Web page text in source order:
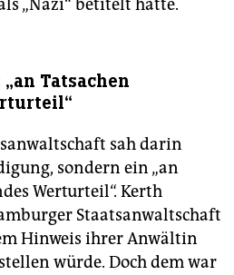
„Nazi“ betitelt hatte.
Tatsachen
sah darin
sondern ein „an
Werturteil“. Kerth
Staatsanwaltschaft
Hinweis ihrer Anwältin
würde. Doch dem war